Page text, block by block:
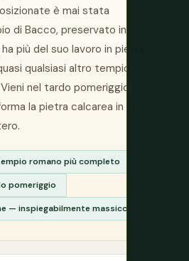
è mai stata
di Bacco, preservato in
più del suo lavoro in pietra
qualsiasi altro tempio
nel tardo pomeriggio
la pietra calcarea in oro.
romano più completo
pomeriggio
— inspiegabilmente massicci